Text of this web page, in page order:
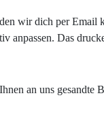
wir dich per Email
anpassen. Das
an uns gesandte